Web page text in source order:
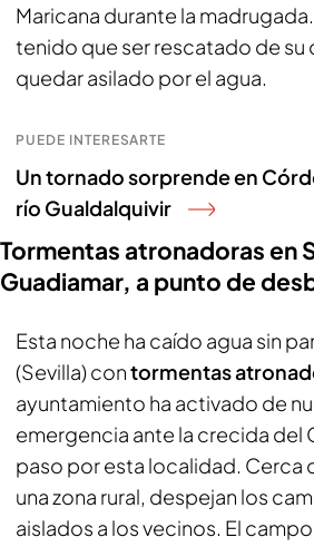
Maricana durante la
tenido que ser rescatado de su
quedar asilado por el agua.
PUEDE INTERESARTE
Un tornado sorprende en
río Gualdalquivir
Tormentas atronadoras en
Guadiamar, a punto de
Esta noche ha caído agua sin
(Sevilla) contormentas
ayuntamiento ha activado de
emergencia ante la crecida del
paso por esta localidad. Cerca
una zona rural, despejan los
aislados a los vecinos. El